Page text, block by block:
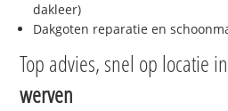
dakleer)
Dakgoten reparatie en
Top advies, snel op locatie
werven